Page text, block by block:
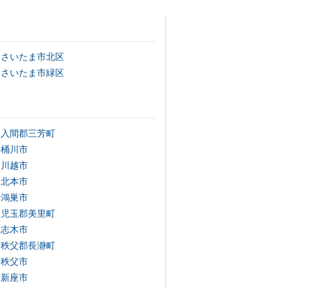
さいたま市北区
さいたま市緑区
入間郡三芳町
桶川市
川越市
北本市
鴻巣市
児玉郡美里町
志木市
秩父郡長瀞町
秩父市
新座市